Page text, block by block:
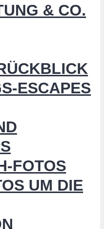
& CO.
ESCAPES
FOTOS
UM DIE